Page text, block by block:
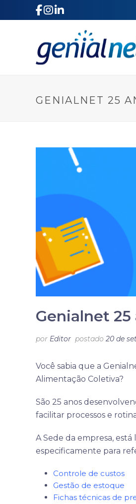
GENIALNET 25
Genialnet 25
por Editor postado 20 de
Você sabia que a
Alimentação Coletiva?
São 25 anos
facilitar processos e
A Sede da empresa,
especificamente para
Controle de custos
Gestão de estoque
Fichas técnicas de